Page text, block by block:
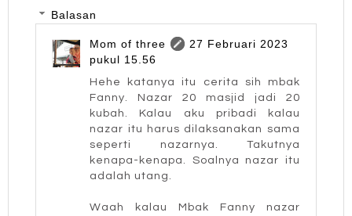
Balasan
Mom of three
27 Februari 2023
pukul 15.56
Hehe katanya itu cerita sih mbak
Fanny. Nazar 20 masjid jadi 20
kubah. Kalau aku pribadi kalau
nazar itu harus dilaksanakan sama
seperti nazarnya. Takutnya
kenapa-kenapa. Soalnya nazar itu
adalah utang.
Waah kalau Mbak Fanny nazar